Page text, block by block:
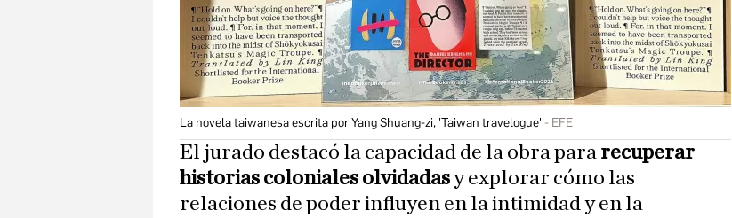
La novela taiwanesa escrita por Yang Shuang-zi, 'Taiwan travelogue' EFE
El jurado destacó la capacidad de la obra para recuperar
historias coloniales olvidadasy explorar cómo las
relaciones de poder influyen en la intimidad y en la